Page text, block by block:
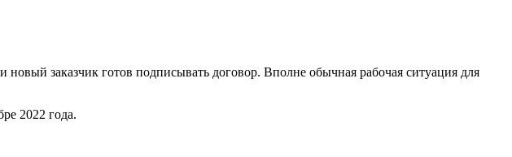
новый заказчик готов подписывать договор. Вполне обычная рабочая ситуация для
2022 года.